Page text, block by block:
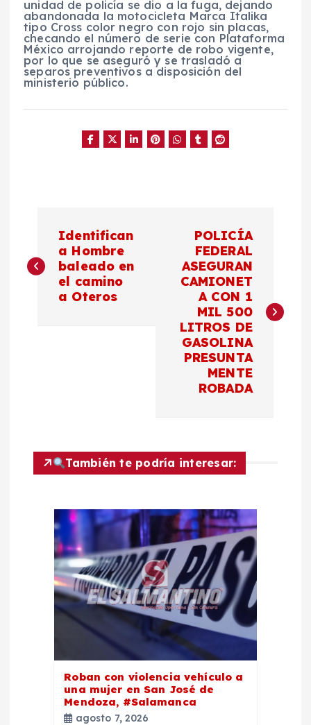
unidad de policía se dio a la fuga, dejando
abandonada la motocicleta Marca Italika
tipo Cross color negro con rojo sin placas,
checando el número de serie con Plataforma
México arrojando reporte de robo vigente,
por lo que se aseguró y se trasladó a
separos preventivos a disposición del
ministerio público.
a
Identifican
a Hombre
baleado en
el camino
a Oteros
POLICÍA
FEDERAL
ASEGURAN
CAMIONET
A CON 1
MIL 500
LITROS DE
GASOLINA
PRESUNTA
MENTE
ROBADA
También te podría interesar:
Roban con violencia vehículo a
una mujer en San José de
Mendoza, #Salamanca
agosto 7, 2026